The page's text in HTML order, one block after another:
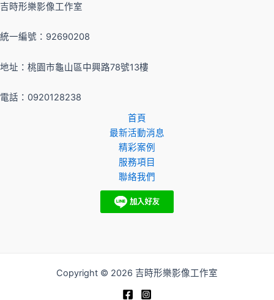
吉時形樂影像工作室
統一編號：92690208
地址：桃園市龜山區中興路78號13樓
電話：0920128238
首頁
最新活動消息
精彩案例
服務項目
聯絡我們
Copyright © 2026 吉時形樂影像工作室